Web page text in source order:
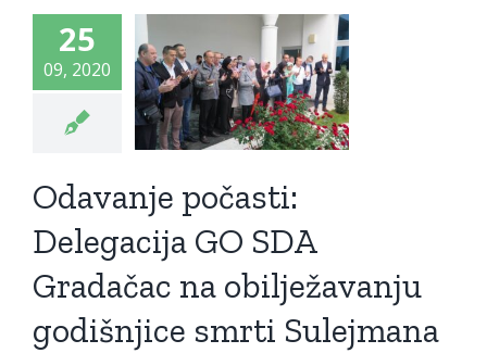
25
09, 2020
SDA
na
Odavanje počasti:
Delegacija GO SDA
Gradačac na obilježavanju
godišnjice smrti Sulejmana